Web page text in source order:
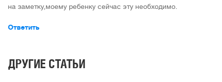
на заметку,моему ребенку сейчас эту необходимо.
Ответить
ДРУГИЕ СТАТЬИ